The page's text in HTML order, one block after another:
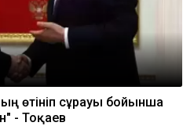
өтініп сұрауы бойынша
- Тоқаев